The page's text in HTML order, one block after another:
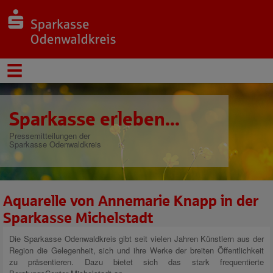
Sparkasse erleben...
Pressemitteilungen der
Sparkasse Odenwaldkreis
Aquarelle von Annemarie Knapp in der
Sparkasse Michelstadt
Die Sparkasse Odenwaldkreis gibt seit vielen Jahren Künstlern aus der
Region die Gelegenheit, sich und ihre Werke der breiten Öffentlichkeit
zu präsentieren. Dazu bietet sich das stark frequentierte